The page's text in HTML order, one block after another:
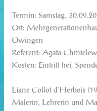
Termin: Samstag,
Ort:
Owingen
Referent: Agata
Kosten: Eintritt frei,
Liane Collot d’Herbois
Malerin, Lehrerin und